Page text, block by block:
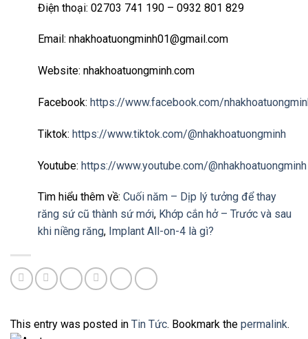
Điện thoại: 02703 741 190 – 0932 801 829
Email: nhakhoatuongminh01@gmail.com
Website: nhakhoatuongminh.com
Facebook: https://www.facebook.com/
Tiktok: https://www.tiktok.com/@nhakhoatuongminh
Youtube: https://www.youtube.com/@nhakhoatuongminh
Tìm hiểu thêm về: Cuối năm – Dịp lý tưởng để thay
răng sứ cũ thành sứ mới, Khớp cắn hở – Trước và sau
khi niềng răng, Implant All-on-4 là gì?
This entry was posted in Tin Tức. Bookmark the permalink.